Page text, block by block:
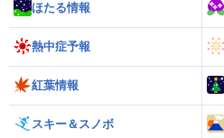
ほたる情報
熱中症予報
紅葉情報
スキー＆スノボ